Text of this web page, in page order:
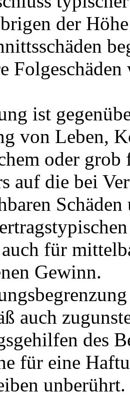
der
Folgeschäden
ist
von Leben,
oder grob
auf die bei
für
Gewinn.
auch
des
für eine
unberührt.